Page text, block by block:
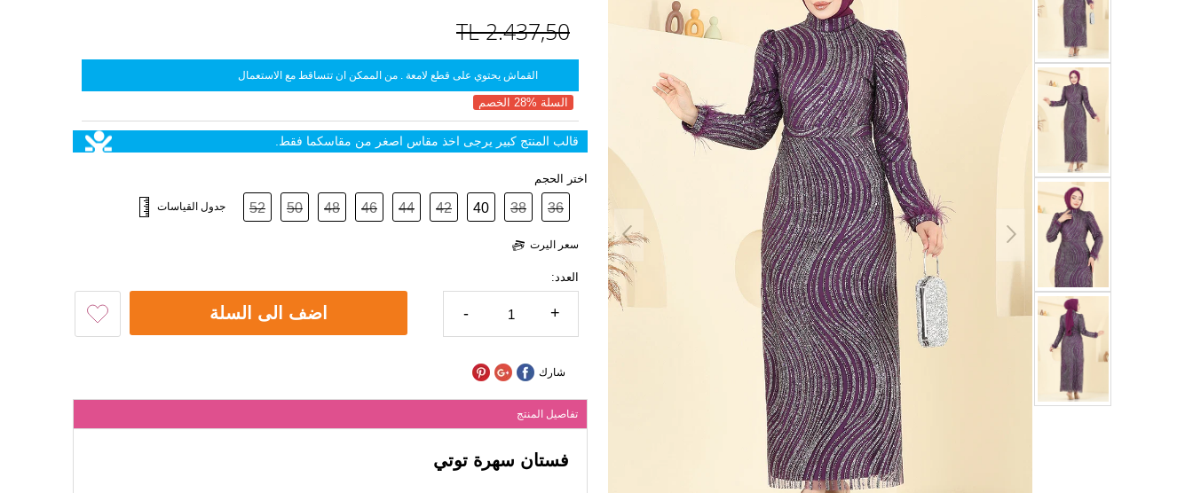
2.437,50
TL
القماش يحتوي على قطع لامعة . من الممكن ان تتساقط مع الاستعمال
السلة %28 الخصم
قالب المنتج كبير يرجى اخذ مقاس اصغر من مقاسكما فقط.
اختر الحجم
36
38
40
42
44
46
48
50
52 جدول القياسات
سعر اليرت
العدد:
- + اضف الى السلة
شارك
تفاصيل المنتج
فستان سهرة توتي